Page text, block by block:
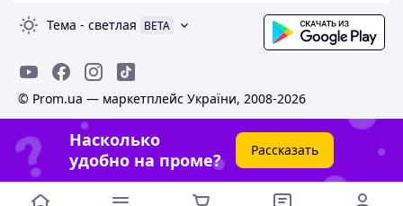
Тема - светлая BETA
© Prom.ua — маркетплейс України, 2008-2026
Насколько
удобно на проме?
Рассказать